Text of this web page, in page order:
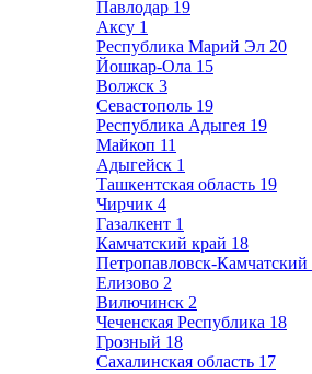
Павлодар 19
Аксу 1
Республика Марий Эл 20
Йошкар-Ола 15
Волжск 3
Севастополь 19
Республика Адыгея 19
Майкоп 11
Адыгейск 1
Ташкентская область 19
Чирчик 4
Газалкент 1
Камчатский край 18
Петропавловск-Камчатский
Елизово 2
Вилючинск 2
Чеченская Республика 18
Грозный 18
Сахалинская область 17